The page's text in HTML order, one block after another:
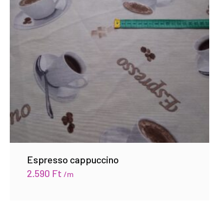
Espresso cappuccino
2.590 Ft /m